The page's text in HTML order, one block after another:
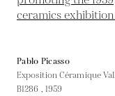
Pablo Picasso
Exposition Céramique
B1286 , 1959